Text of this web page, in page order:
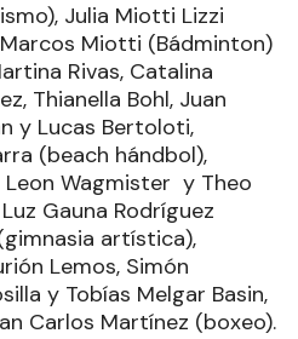
Julia Miotti Lizzi
Miotti (Bádminton)
Rivas, Catalina
Thianella Bohl, Juan
y Lucas Bertoloti,
(beach hándbol),
Wagmister y Theo
Gauna Rodríguez
artística),
Lemos, Simón
y Tobías Melgar Basin,
Carlos Martínez (boxeo).